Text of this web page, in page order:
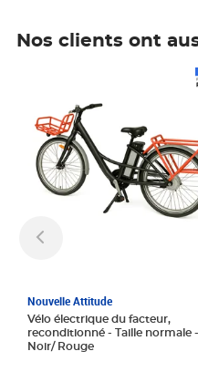
Nos clients ont
Nouvelle Attitude
Vélo électrique du facteur,
reconditionné - Taille normale -
Noir/ Rouge